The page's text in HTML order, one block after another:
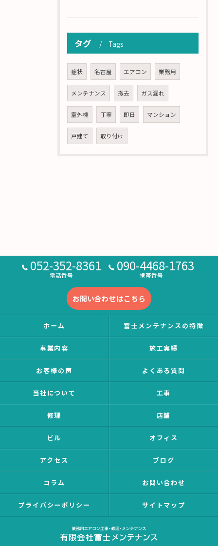
タグ Tags
症状 名古屋 エアコン 業務用
メンテナンス 撤去 ガス漏れ
室外機 丁寧 即日 マンション
戸建て 取り付け
052-352-8361
電話番号
090-4468-1763
携帯番号
お問い合わせはこちら
ホーム 富士メンテナンスの特徴
事業内容 施工実績
お客様の声 よくある質問
当社について 工事
修理 店舗
ビル オフィス
アクセス ブログ
コラム お問い合わせ
プライバシーポリシー サイトマップ